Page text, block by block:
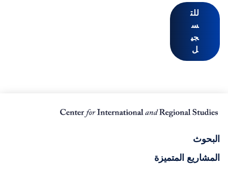
للت
س
جي
ل
البحوث
المشاريع المتميزة